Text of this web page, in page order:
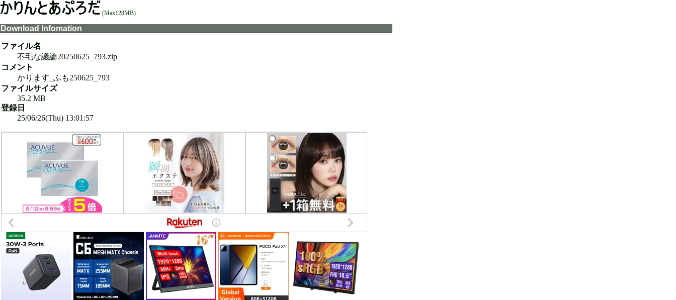
(Max128MB)
Download Infomation
ファイル名
不毛な議論20250625_793.zip
コメント
かります_ふも250625_793
ファイルサイズ
35.2 MB
登録日
25/06/26(Thu) 13:01:57